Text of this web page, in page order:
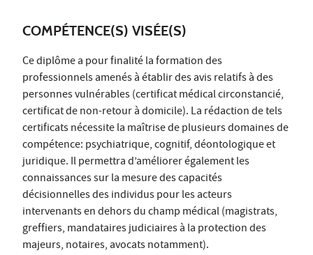
COMPÉTENCE(S) VISÉE(S)
Ce diplôme a pour finalité la formation des
professionnels amenés à établir des avis relatifs à des
personnes vulnérables (certificat médical circonstancié,
certificat de non-retour à domicile). La rédaction de tels
certificats nécessite la maîtrise de plusieurs domaines de
compétence: psychiatrique, cognitif, déontologique et
juridique. Il permettra d’améliorer également les
connaissances sur la mesure des capacités
décisionnelles des individus pour les acteurs
intervenants en dehors du champ médical (magistrats,
greffiers, mandataires judiciaires à la protection des
majeurs, notaires, avocats notamment).